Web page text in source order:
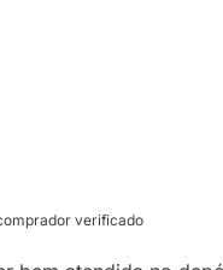
verificado